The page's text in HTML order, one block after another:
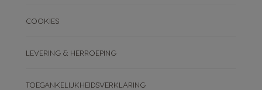
COOKIES
LEVERING & HERROEPING
TOEGANKELIJKHEIDSVERKLARING